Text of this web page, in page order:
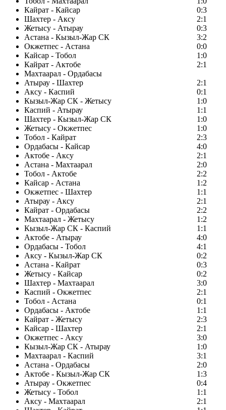
Кайрат - Кайсар
0:3
Шахтер - Аксу
2:1
Жетысу - Атырау
0:3
Астана - Кызыл-Жар СК
3:2
Окжетпес - Астана
0:0
Кайсар - Тобол
1:0
Кайрат - Актобе
2:1
Махтаарал - Ордабасы
Атырау - Шахтер
2:1
Аксу - Каспий
0:1
Кызыл-Жар СК - Жетысу
1:0
Каспий - Атырау
1:1
Шахтер - Кызыл-Жар СК
1:0
Жетысу - Окжетпес
1:0
Тобол - Кайрат
2:3
Ордабасы - Кайсар
4:0
Актобе - Аксу
2:1
Астана - Махтаарал
2:0
Тобол - Актобе
2:2
Кайсар - Астана
1:2
Окжетпес - Шахтер
1:1
Атырау - Аксу
2:1
Кайрат - Ордабасы
2:2
Махтаарал - Жетысу
1:2
Кызыл-Жар СК - Каспий
1:1
Актобе - Атырау
4:0
Ордабасы - Тобол
4:1
Аксу - Кызыл-Жар СК
0:2
Астана - Кайрат
0:3
Жетысу - Кайсар
0:2
Шахтер - Махтаарал
3:0
Каспий - Окжетпес
2:1
Тобол - Астана
0:1
Ордабасы - Актобе
1:1
Кайрат - Жетысу
2:3
Кайсар - Шахтер
2:1
Окжетпес - Аксу
3:0
Кызыл-Жар СК - Атырау
1:0
Махтаарал - Каспий
3:1
Астана - Ордабасы
2:0
Актобе - Кызыл-Жар СК
1:3
Атырау - Окжетпес
0:4
Жетысу - Тобол
1:1
Аксу - Махтаарал
2:1